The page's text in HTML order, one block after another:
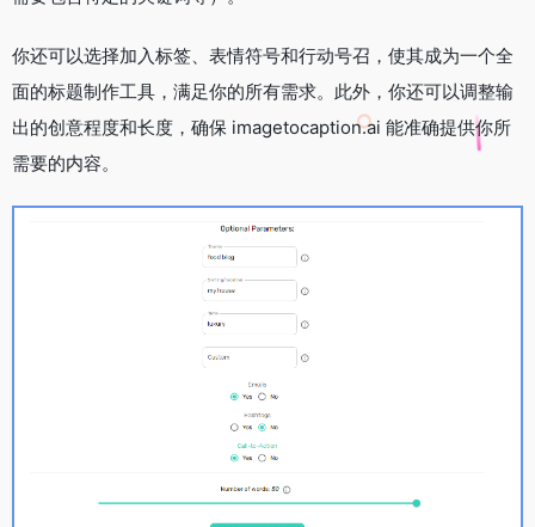
你还可以选择加入标签、表情符号和行动号召，使其成为一个全
面的标题制作工具，满足你的所有需求。此外，你还可以调整输
出的创意程度和长度，确保 imagetocaption.ai 能准确提供你所
需要的内容。